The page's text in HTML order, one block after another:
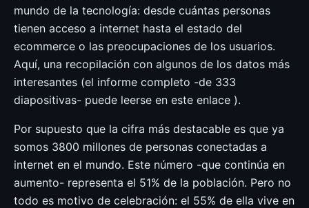
mundo de la tecnología: desde cuántas personas
tienen acceso a internet hasta el estado del
ecommerce o las preocupaciones de los usuarios.
Aquí, una recopilación con algunos de los datos más
interesantes (el informe completo -de 333
diapositivas- puede leerse en este enlace ).
Por supuesto que la cifra más destacable es que ya
somos 3800 millones de personas conectadas a
internet en el mundo. Este número -que continúa en
aumento- representa el 51% de la población. Pero no
todo es motivo de celebración: el 55% de ella vive en